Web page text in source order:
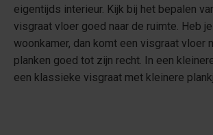
eigentijds interieur. Kijk bij het bepalen
visgraat vloer goed naar de ruimte. Heb
woonkamer, dan komt een visgraat vloer
planken goed tot zijn recht. In een
een klassieke visgraat met kleinere